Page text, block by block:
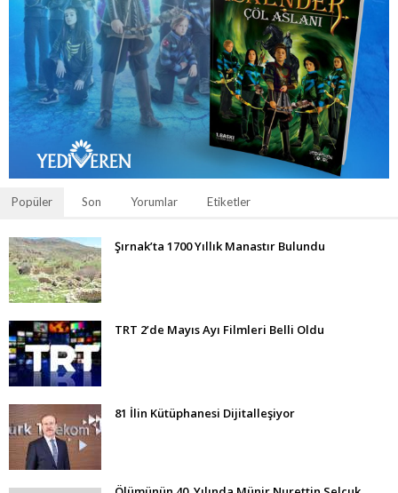
Popüler Son Yorumlar Etiketler
Şırnak’ta 1700 Yıllık Manastır Bulundu
TRT 2’de Mayıs Ayı Filmleri Belli Oldu
81 İlin Kütüphanesi Dijitalleşiyor